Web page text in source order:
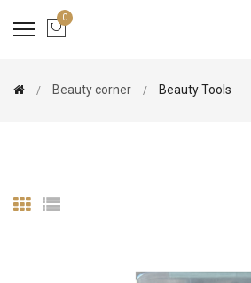
0
Beauty corner Beauty Tools